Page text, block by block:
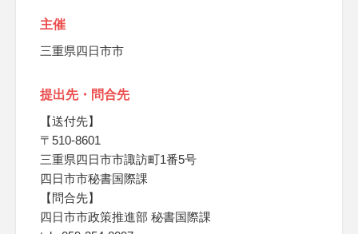
主催
三重県四日市市
提出先・問合先
【送付先】
〒510-8601
三重県四日市市諏訪町1番5号
四日市市秘書国際課
【問合先】
四日市市政策推進部 秘書国際課